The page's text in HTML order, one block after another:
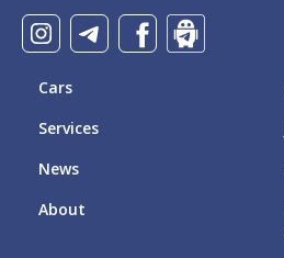
Cars
Services
News
About